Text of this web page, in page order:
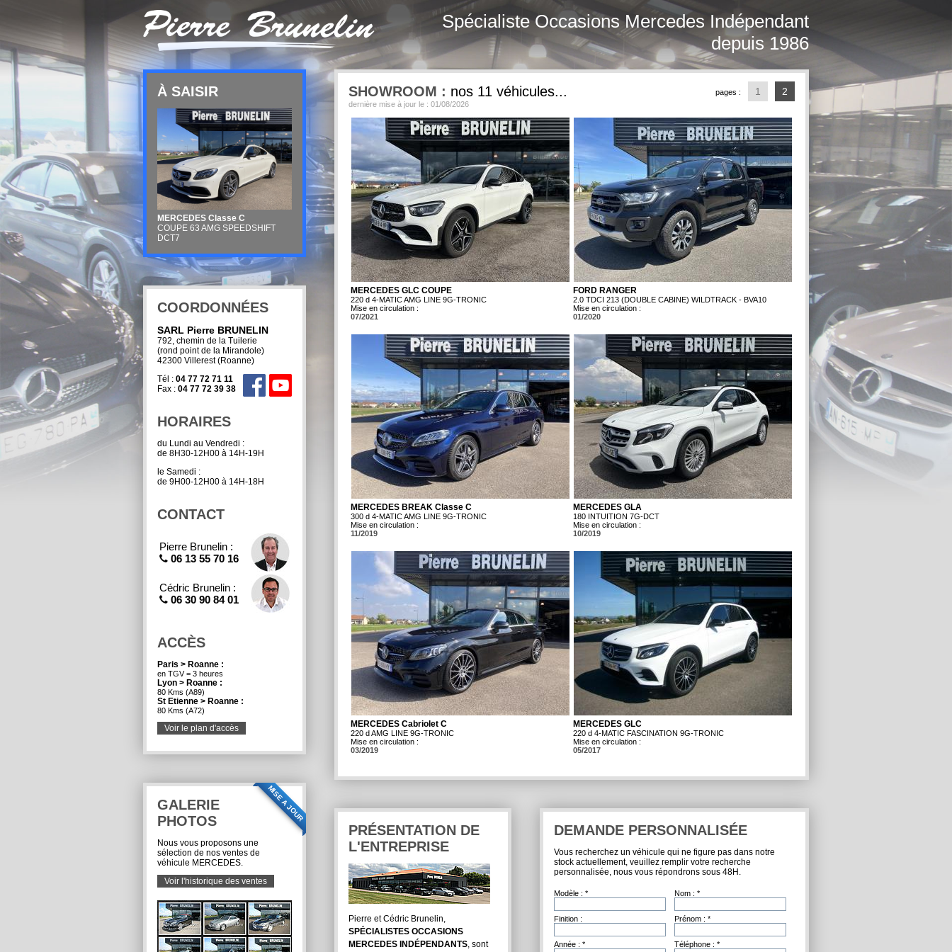
Spécialiste Occasions Mercedes Indépendant
depuis 1986
À SAISIR
MERCEDES Classe C
COUPE 63 AMG SPEEDSHIFT
DCT7
COORDONNÉES
SARL Pierre BRUNELIN
792, chemin de la Tuilerie
(rond point de la Mirandole)
42300 Villerest (Roanne)
Tél : 04 77 72 71 11
Fax : 04 77 72 39 38
HORAIRES
du Lundi au Vendredi :
de 8H30-12H00 à 14H-19H
le Samedi :
de 9H00-12H00 à 14H-18H
CONTACT
Pierre Brunelin :
06 13 55 70 16
Cédric Brunelin :
06 30 90 84 01
ACCÈS
Paris > Roanne :
en TGV = 3 heures
Lyon > Roanne :
80 Kms (A89)
St Etienne > Roanne :
80 Kms (A72)
Voir le plan d'accès
MISE A JOUR
GALERIE
PHOTOS
Nous vous proposons une
sélection de nos ventes de
véhicule MERCEDES.
Voir l'historique des ventes
pages : 1 2
SHOWROOM : nos 11 véhicules...
dernière mise à jour le : 01/08/2026
MERCEDES GLC COUPE
220 d 4-MATIC AMG LINE 9G-TRONIC
Mise en circulation :
07/2021
FORD RANGER
2.0 TDCI 213 (DOUBLE CABINE) WILDTRACK - BVA10
Mise en circulation :
01/2020
MERCEDES BREAK Classe C
300 d 4-MATIC AMG LINE 9G-TRONIC
Mise en circulation :
11/2019
MERCEDES GLA
180 INTUITION 7G-DCT
Mise en circulation :
10/2019
MERCEDES Cabriolet C
220 d AMG LINE 9G-TRONIC
Mise en circulation :
03/2019
MERCEDES GLC
220 d 4-MATIC FASCINATION 9G-TRONIC
Mise en circulation :
05/2017
PRÉSENTATION DE
L'ENTREPRISE
Pierre et Cédric Brunelin,
SPÉCIALISTES OCCASIONS
MERCEDES INDÉPENDANTS, sont
DEMANDE PERSONNALISÉE
Vous recherchez un véhicule qui ne figure pas dans notre
stock actuellement, veuillez remplir votre recherche
personnalisée, nous vous répondrons sous 48H.
Modèle : *
Finition :
Année : *
Nom : *
Prénom : *
Téléphone : *